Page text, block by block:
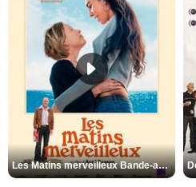
Les Matins merveilleux Bande-annonce VF